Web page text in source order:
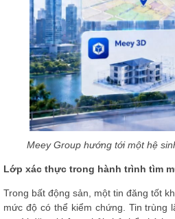
Meey Group hướng tới một hệ
Lớp xác thực trong hành trình tìm
Trong bất động sản, một tin đăng tốt
mức độ có thể kiểm chứng. Tin trùng